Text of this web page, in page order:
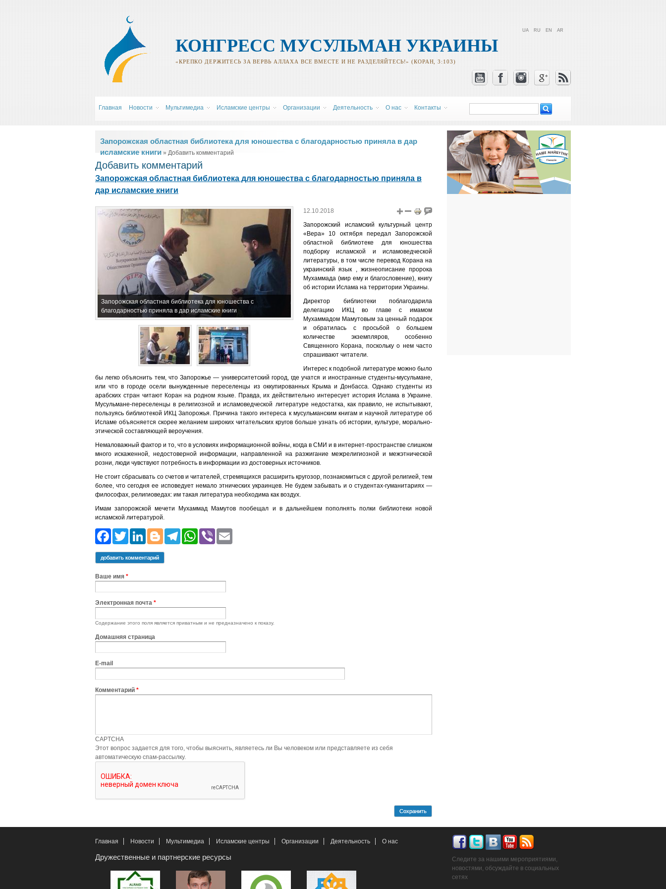
КОНГРЕСС МУСУЛЬМАН УКРАИНЫ
«КРЕПКО ДЕРЖИТЕСЬ ЗА ВЕРВЬ АЛЛАХА ВСЕ ВМЕСТЕ И НЕ РАЗДЕЛЯЙТЕСЬ!» (КОРАН, 3:103)
UA RU EN AR
Главная Новости Мультимедиа Исламские центры Oрганизации Деятельность О нас Контакты Форма поиска
Вы здесь
Запорожская областная библиотека для юношества с благодарностью приняла в дар
исламские книги » Добавить комментарий
Добавить комментарий
Запорожская областная библиотека для юношества с благодарностью приняла в
дар исламские книги
Запорожская областная библиотека для юношества с
благодарностью приняла в дар исламские книги
12.10.2018
Запорожский исламский культурный центр
«Вера» 10 октября передал Запорожской
областной библиотеке для юношества
подборку исламской и исламоведческой
литературы, в том числе перевод Корана на
украинский язык , жизнеописание пророка
Мухаммада (мир ему и благословение), книгу
об истории Ислама на территории Украины.
Директор библиотеки поблагодарила
делегацию ИКЦ во главе с имамом
Мухаммадом Мамутовым за ценный подарок
и обратилась с просьбой о большем
количестве экземпляров, особенно
Священного Корана, поскольку о нем часто
спрашивают читатели.
Интерес к подобной литературе можно было
бы легко объяснить тем, что Запорожье — университетский город, где учатся и иностранные студенты-мусульмане,
или что в городе осели вынужденные переселенцы из оккупированных Крыма и Донбасса. Однако студенты из
арабских стран читают Коран на родном языке. Правда, их действительно интересует история Ислама в Украине.
Мусульмане-переселенцы в религиозной и исламоведческой литературе недостатка, как правило, не испытывают,
пользуясь библиотекой ИКЦ Запорожья. Причина такого интереса к мусульманским книгам и научной литературе об
Исламе объясняется скорее желанием широких читательских кругов больше узнать об истории, культуре, морально-
этической составляющей вероучения.
Немаловажный фактор и то, что в условиях информационной войны, когда в СМИ и в интернет-пространстве слишком
много искаженной, недостоверной информации, направленной на разжигание межрелигиозной и межэтнической
розни, люди чувствуют потребность в информации из достоверных источников.
Не стоит сбрасывать со счетов и читателей, стремящихся расширить кругозор, познакомиться с другой религией, тем
более, что сегодня ее исповедует немало этнических украинцев. Не будем забывать и о студентах-гуманитариях —
философах, религиоведах: им такая литература необходима как воздух.
Имам запорожской мечети Мухаммад Мамутов пообещал и в дальнейшем пополнять полки библиотеки новой
исламской литературой.
Facebook
Twitter
LinkedIn
Blogger
Telegram
WhatsApp
Viber
добавить комментарий
Ваше имя *
Электронная почта *
Содержание этого поля является приватным и не предназначено к показу.
Домашняя страница
E-mail
Комментарий *
CAPTCHA
Этот вопрос задается для того, чтобы выяснить, являетесь ли Вы человеком или представляете из себя
автоматическую спам-рассылку.
Следите за нашими мероприятиями,
новостями, обсуждайте в социальных
сетях
Главная Новости Мультимедиа Исламские центры Организации Деятельность О нас
Дружественные и партнерские ресурсы